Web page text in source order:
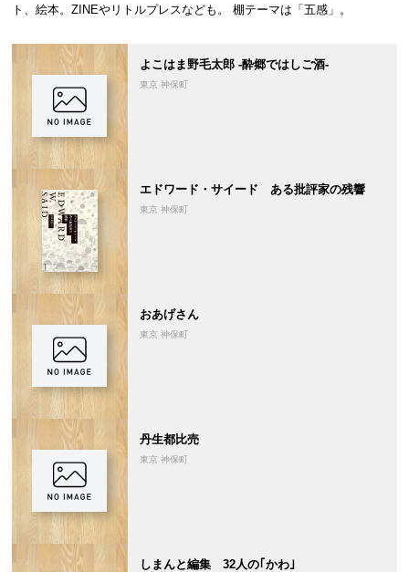
ト、絵本。ZINEやリトルプレスなども。 棚テーマは「五感」。
よこはま野毛太郎 -酔郷ではしご酒-
東京 神保町
エドワード・サイード ある批評家の残響
東京 神保町
おあげさん
東京 神保町
丹生都比売
東京 神保町
しまんと編集 32人の｢かわ｣